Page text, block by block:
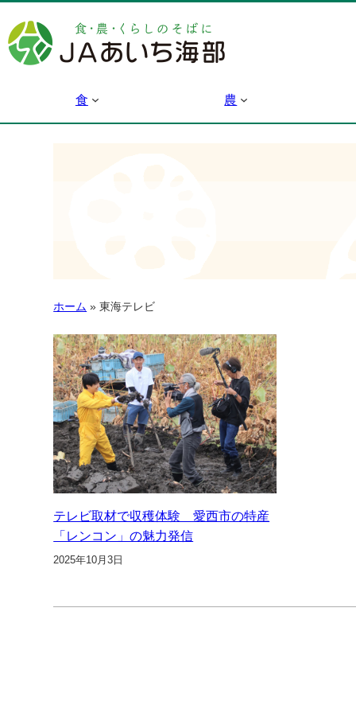
食 農
ホーム » 東海テレビ
テレビ取材で収穫体験 愛西市の特産
「レンコン」の魅力発信
2025年10月3日